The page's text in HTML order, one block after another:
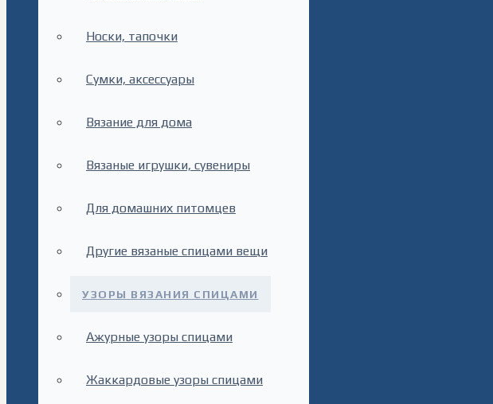
Носки, тапочки
Сумки, аксессуары
Вязание для дома
Вязаные игрушки, сувениры
Для домашних питомцев
Другие вязаные спицами вещи
УЗОРЫ ВЯЗАНИЯ СПИЦАМИ
Ажурные узоры спицами
Жаккардовые узоры спицами